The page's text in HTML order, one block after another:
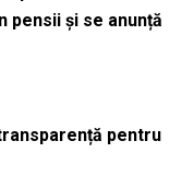
pensii și se anunță
pentru